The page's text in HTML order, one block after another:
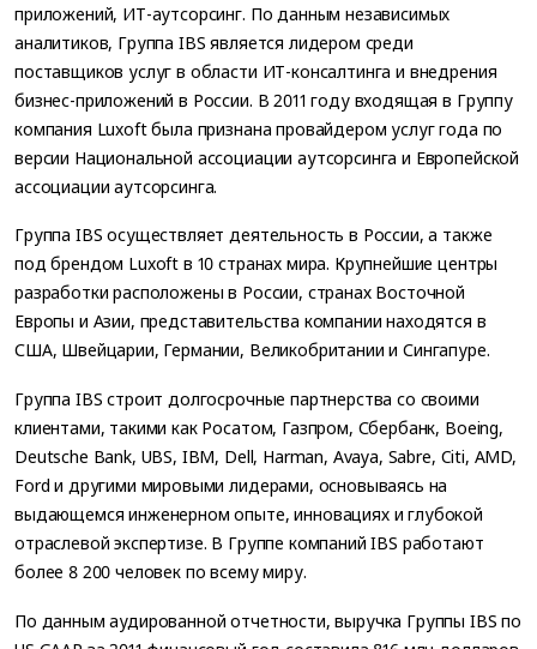
приложений, ИТ-аутсорсинг. По данным независимых
аналитиков, Группа IBS является лидером среди
поставщиков услуг в области ИТ-консалтинга и внедрения
бизнес-приложений в России. В 2011 году входящая в Группу
компания Luxoft была признана провайдером услуг года по
версии Национальной ассоциации аутсорсинга и Европейской
ассоциации аутсорсинга.
Группа IBS осуществляет деятельность в России, а также
под брендом Luxoft в 10 странах мира. Крупнейшие центры
разработки расположены в России, странах Восточной
Европы и Азии, представительства компании находятся в
США, Швейцарии, Германии, Великобритании и Сингапуре.
Группа IBS строит долгосрочные партнерства со своими
клиентами, такими как Росатом, Газпром, Сбербанк, Boeing,
Deutsche Bank, UBS, IBM, Dell, Harman, Avaya, Sabre, Citi, AMD,
Ford и другими мировыми лидерами, основываясь на
выдающемся инженерном опыте, инновациях и глубокой
отраслевой экспертизе. В Группе компаний IBS работают
более 8 200 человек по всему миру.
По данным аудированной отчетности, выручка Группы IBS по